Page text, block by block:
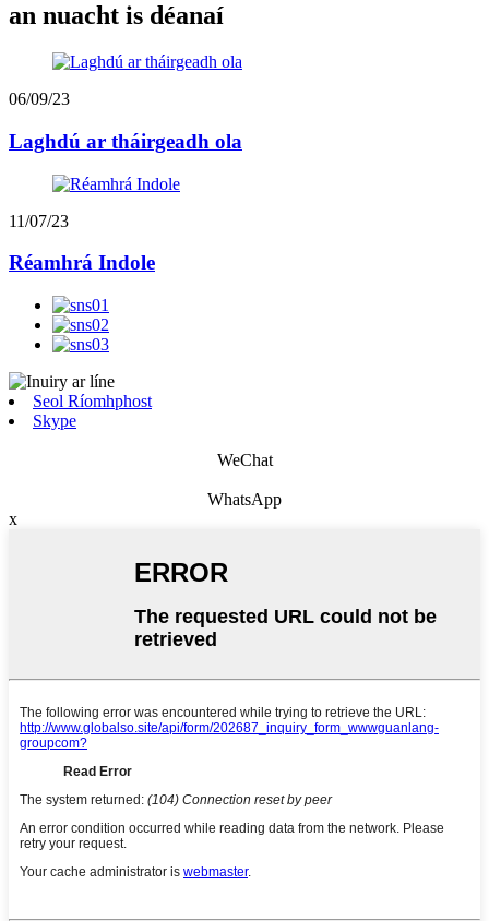
an nuacht is déanaí
06/09/23
Laghdú ar tháirgeadh ola
11/07/23
Réamhrá Indole
Seol Ríomhphost
Skype
WeChat
WhatsApp
x